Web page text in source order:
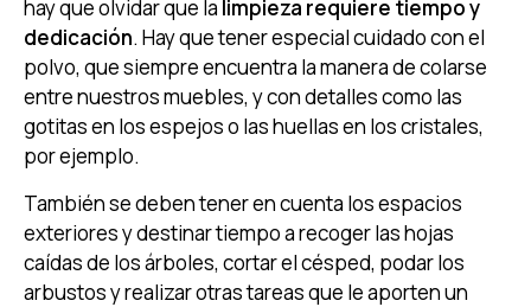
hay que olvidar que la limpieza requiere tiempo y
dedicación. Hay que tener especial cuidado con el
polvo, que siempre encuentra la manera de colarse
entre nuestros muebles, y con detalles como las
gotitas en los espejos o las huellas en los cristales,
por ejemplo.
También se deben tener en cuenta los espacios
exteriores y destinar tiempo a recoger las hojas
caídas de los árboles, cortar el césped, podar los
arbustos y realizar otras tareas que le aporten un